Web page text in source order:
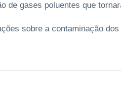
de gases poluentes que
sobre a contaminação